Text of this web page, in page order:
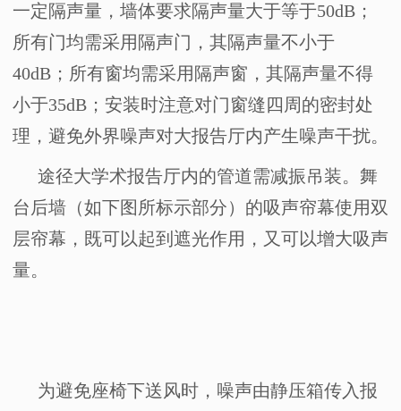
一定隔声量，墙体要求隔声量大于等于50dB；
所有门均需采用隔声门，其隔声量不小于
40dB；所有窗均需采用隔声窗，其隔声量不得
小于35dB；安装时注意对门窗缝四周的密封处
理，避免外界噪声对大报告厅内产生噪声干扰。
途径大学术报告厅内的管道需减振吊装。舞
台后墙（如下图所标示部分）的吸声帘幕使用双
层帘幕，既可以起到遮光作用，又可以增大吸声
量。
为避免座椅下送风时，噪声由静压箱传入报